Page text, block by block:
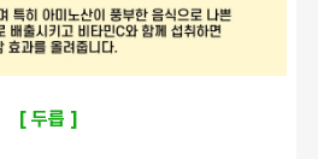
[ 두릅 ]